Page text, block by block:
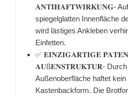
𝐀𝐍𝐓𝐈𝐇𝐀𝐅𝐓𝐖𝐈𝐑𝐊𝐔𝐍𝐆-
spiegelglatten Innenfläche
wird lästiges Ankleben
Einfetten.
✅ 𝐄𝐈𝐍𝐙𝐈𝐆𝐀𝐑𝐓𝐈𝐆𝐄
𝐀𝐔ß𝐄𝐍𝐒𝐓𝐑𝐔𝐊𝐓𝐔𝐑- Durch
Außenoberfläche haftet
Kastenbackform. Die